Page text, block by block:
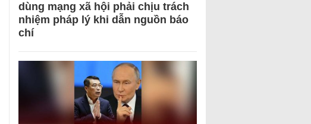
dùng mạng xã hội phải chịu trách
nhiệm pháp lý khi dẫn nguồn báo
chí